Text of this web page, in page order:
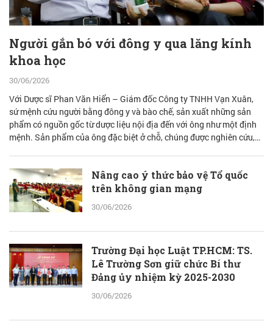
Người gắn bó với đông y qua lăng kính
khoa học
30/06/2026
Với Dược sĩ Phan Văn Hiển – Giám đốc Công ty TNHH Vạn Xuân,
sứ mệnh cứu người bằng đông y và bào chế, sản xuất những sản
phẩm có nguồn gốc từ dược liệu nội địa đến với ông như một định
mệnh. Sản phẩm của ông đặc biệt ở chỗ, chúng được nghiên cứu,
Nâng cao ý thức bảo vệ Tổ quốc
trên không gian mạng
30/06/2026
Trường Đại học Luật TP.HCM: TS.
Lê Trường Sơn giữ chức Bí thư
Đảng ủy nhiệm kỳ 2025-2030
30/06/2026